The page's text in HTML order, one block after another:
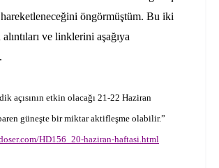
öngörmüştüm. Bu iki
alıntıları ve linklerini aşağıya
açısının etkin olacağı 21-22 Haziran
güneşte bir miktar aktifleşme olabilir.”
HD156_20-haziran-haftasi.html